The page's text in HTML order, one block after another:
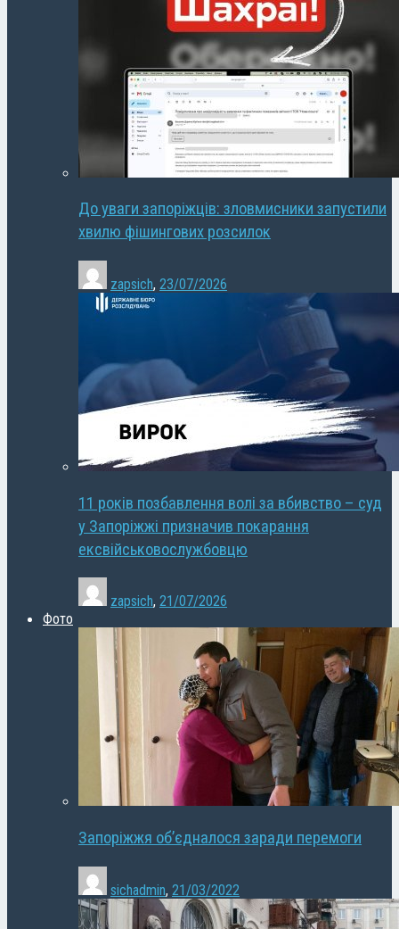
До уваги запоріжців: зловмисники запустили
хвилю фішингових розсилок
zapsich, 23/07/2026
11 років позбавлення волі за вбивство – суд
у Запоріжжі призначив покарання
ексвійськовослужбовцю
zapsich, 21/07/2026
Фото
Запоріжжя об’єдналося заради перемоги
sichadmin, 21/03/2022